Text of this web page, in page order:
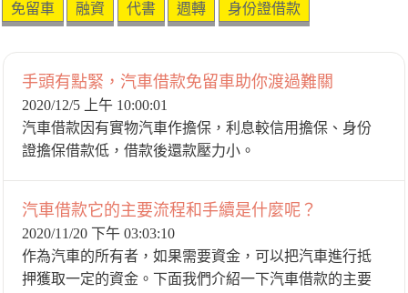
免留車 融資 代書 週轉 身份證借款
手頭有點緊，汽車借款免留車助你渡過難關
2020/12/5 上午 10:00:01
汽車借款因有實物汽車作擔保，利息較信用擔保、身份
證擔保借款低，借款後還款壓力小。
汽車借款它的主要流程和手續是什麼呢？
2020/11/20 下午 03:03:10
作為汽車的所有者，如果需要資金，可以把汽車進行抵
押獲取一定的資金。下面我們介紹一下汽車借款的主要